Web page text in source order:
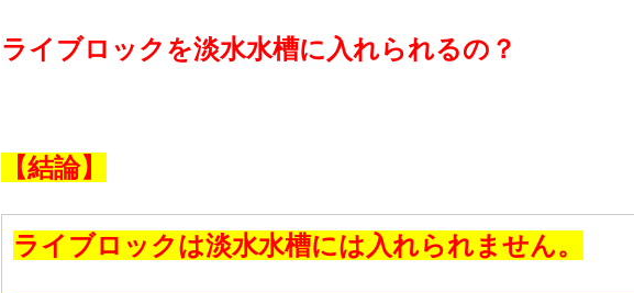
ライブロックを淡水水槽に入れられるの？
【結論】
ライブロックは淡水水槽には入れられません。